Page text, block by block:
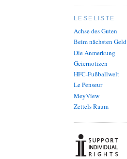
LESELISTE
Achse des Guten
Beim nächsten Geld
Die Anmerkung
Geiernotizen
HFC-Fußballwelt
Le Penseur
MeyView
Zettels Raum